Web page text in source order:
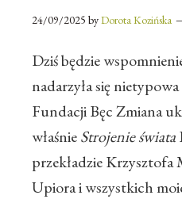
24/09/2025 byDorota Kozińska
Dziś będzie
nadarzyła się
Fundacji Bęc Zmiana
właśnieStrojenie świata
przekładzie Krzysztofa
Upiora i wszystkich